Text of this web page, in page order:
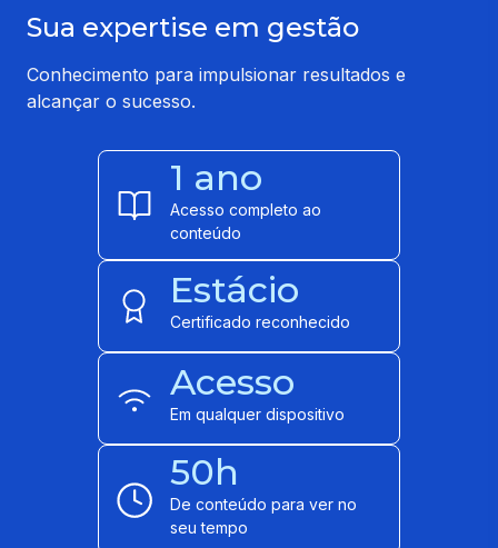
Sua expertise em gestão
Conhecimento para impulsionar resultados e
alcançar o sucesso.
1 ano
Acesso completo ao
conteúdo
Estácio
Certificado reconhecido
Acesso
Em qualquer dispositivo
50h
De conteúdo para ver no
seu tempo